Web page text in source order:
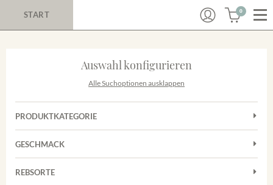
START 0
Auswahl konfigurieren
Alle Suchoptionen ausklappen
PRODUKTKATEGORIE
Cuvées
Rosé
GESCHMACK
Trocken
REBSORTE